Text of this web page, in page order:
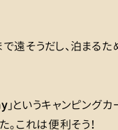
遠そうだし、泊まる
」というキャンピング
。これは便利そう！